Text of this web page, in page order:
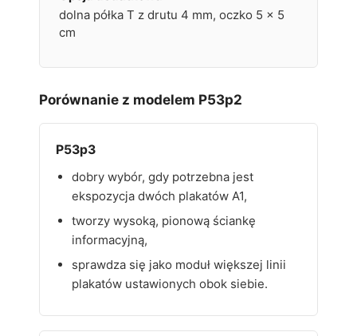
dolna półka T z drutu 4 mm, oczko 5 x 5
cm
Porównanie z modelem P53p2
P53p3
dobry wybór, gdy potrzebna jest
ekspozycja dwóch plakatów A1,
tworzy wysoką, pionową ściankę
informacyjną,
sprawdza się jako moduł większej linii
plakatów ustawionych obok siebie.